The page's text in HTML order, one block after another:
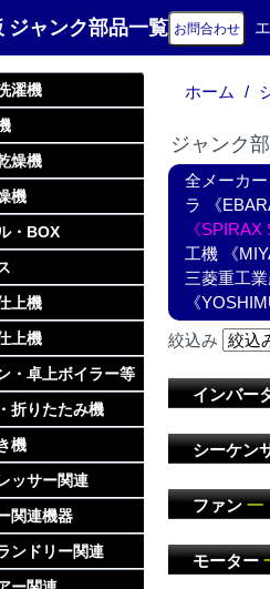
ジャンク部品一覧 お問合わせ
濯機
燥機
機
・BOX
上機
上機
・卓上ボイラー等
折りたたみ機
機
ッサー関連
関連機器
ンドリー関連
ホーム
ジャンク
全メーカー
ラ 《
《SPIRAX
工機 《
三菱重工
《
絞込み
インバー
シーケン
ファン
モーター